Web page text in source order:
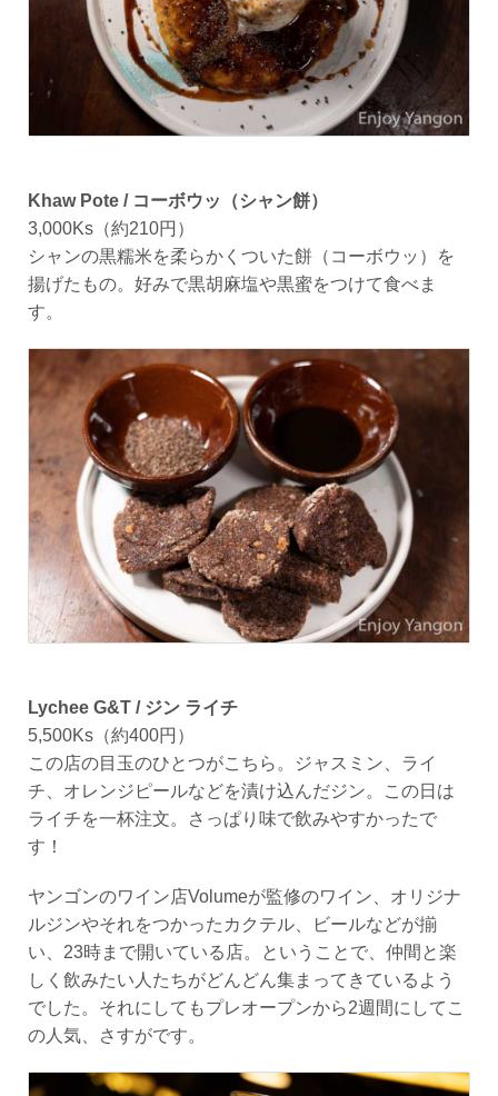
Khaw Pote / コーボウッ（シャン餅）
3,000Ks（約210円）
シャンの黒糯米を柔らかくついた餅（コーボウッ）を
揚げたもの。好みで黒胡麻塩や黒蜜をつけて食べま
す。
Lychee G&T / ジン ライチ
5,500Ks（約400円）
この店の目玉のひとつがこちら。ジャスミン、ライ
チ、オレンジピールなどを漬け込んだジン。この日は
ライチを一杯注文。さっぱり味で飲みやすかったで
す！
ヤンゴンのワイン店Volumeが監修のワイン、オリジナ
ルジンやそれをつかったカクテル、ビールなどが揃
い、23時まで開いている店。ということで、仲間と楽
しく飲みたい人たちがどんどん集まってきているよう
でした。それにしてもプレオープンから2週間にしてこ
の人気、さすがです。